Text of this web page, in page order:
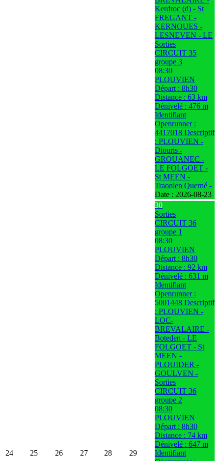
Kerdroc (d) - St
FREGANT -
KERNOUES -
LESNEVEN - LE
Sorties
CIRCUIT 35
groupe 3
08:30
PLOUVIEN
Départ : 8h30
Distance : 63 km
Dénivelé : 476 m
Identifiant
Openrunner :
4417018 Descriptif
: PLOUVIEN -
Diouris -
GROUANEC -
LE FOLGOET -
St MEEN -
Traonien Querné -
Date : 2026-08-23
24 25 26 27 28 29
30
Sorties
CIRCUIT 36
groupe 1
08:30
PLOUVIEN
Départ : 8h30
Distance : 92 km
Dénivelé : 631 m
Identifiant
Openrunner :
5001448 Descriptif
: PLOUVIEN -
LOC-
BREVALAIRE -
Boteden - LE
FOLGOET - St
MEEN -
PLOUIDER -
GOULVEN -
Sorties
CIRCUIT 36
groupe 2
08:30
PLOUVIEN
Départ : 8h30
Distance : 74 km
Dénivelé : 647 m
Identifiant